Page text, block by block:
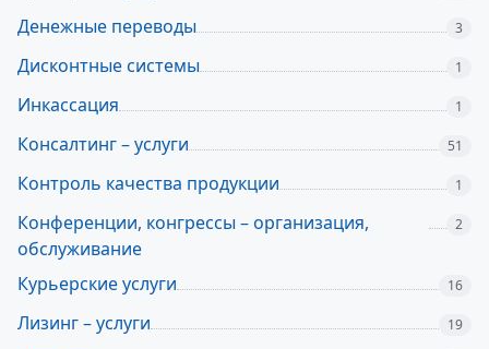
Денежные переводы 3
Дисконтные системы 1
Инкассация 1
Консалтинг – услуги 51
Контроль качества продукции 1
Конференции, конгрессы – организация,
обслуживание
2
Курьерские услуги 16
Лизинг – услуги 19